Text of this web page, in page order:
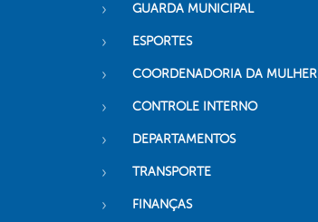
GUARDA MUNICIPAL
ESPORTES
COORDENADORIA DA MULHER
CONTROLE INTERNO
DEPARTAMENTOS
TRANSPORTE
FINANÇAS